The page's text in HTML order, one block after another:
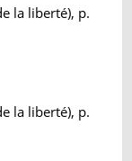
la liberté), p.
la liberté), p.